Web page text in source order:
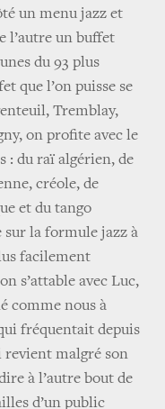
un menu jazz et
l’autre un buffet
du 93 plus
que l’on puisse se
Tremblay,
on profite avec le
: du raï algérien, de
créole, de
et du tango
la formule jazz à
facilement
s’attable avec Luc,
comme nous à
fréquentait depuis
revient malgré son
à l’autre bout de
d’un public